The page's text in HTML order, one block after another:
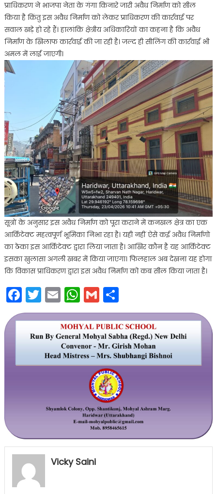
प्राधिकरण ने भाजपा नेता के गंगा किनारे जारी अवैध निर्माण को सील
किया है किंतु इस अवैध निर्माण को लेकर प्राधिकरण की कार्रवाई पर
सवाल खड़े हो रहे हैं। हालांकि क्षेत्रीय अधिकारियों का कहना है कि अवैध
निर्माण के खिलाफ कार्रवाई की जा रही है। जल्द ही सीलिंग की कार्रवाई भी
अमल में लाई जाएगी।
सूत्रों के अनुसार इस अवैध निर्माण को पूरा कराने में कनखल क्षेत्र का एक
आर्किटेक्ट महत्वपूर्ण भूमिका निभा रहा है। यही नहीं ऐसे कई अवैध निर्माणो
का ठेका इस आर्किटेक्ट द्वारा लिया जाता है। आखिर कौन है यह आर्किटेक्ट
इसका खुलासा अगली खबर में किया जाएगा। फिलहाल अब देखना यह होगा
कि विकास प्राधिकरण द्वारा इस अवैध निर्माण को कब सील किया जाता है।
Facebook
Twitter
EmailWhatsApp
GmailShare
Vicky Saini